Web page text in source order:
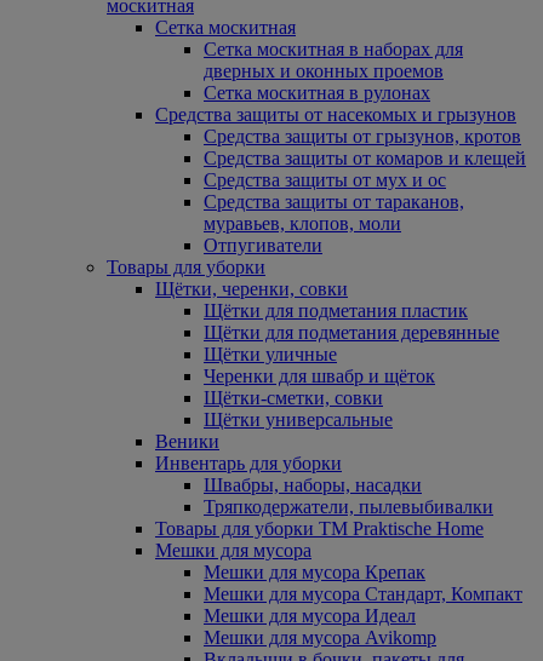
москитная
Сетка москитная
Сетка москитная в наборах для
дверных и оконных проемов
Сетка москитная в рулонах
Средства защиты от насекомых и грызунов
Средства защиты от грызунов, кротов
Средства защиты от комаров и клещей
Средства защиты от мух и ос
Средства защиты от тараканов,
муравьев, клопов, моли
Отпугиватели
Товары для уборки
Щётки, черенки, совки
Щётки для подметания пластик
Щётки для подметания деревянные
Щётки уличные
Черенки для швабр и щёток
Щётки-сметки, совки
Щётки универсальные
Веники
Инвентарь для уборки
Швабры, наборы, насадки
Тряпкодержатели, пылевыбивалки
Товары для уборки ТМ Praktische Home
Мешки для мусора
Мешки для мусора Крепак
Мешки для мусора Стандарт, Компакт
Мешки для мусора Идеал
Мешки для мусора Avikomp